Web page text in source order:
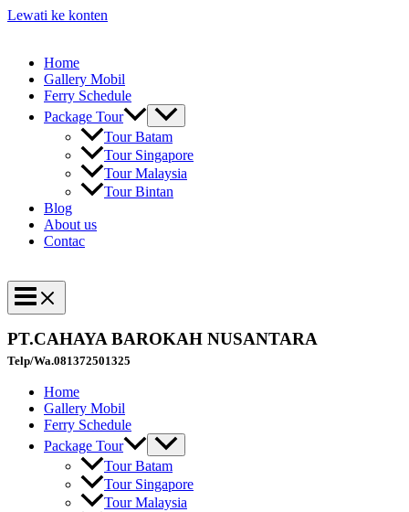
Lewati ke konten
Home
Gallery Mobil
Ferry Schedule
Package Tour
Tour Batam
Tour Singapore
Tour Malaysia
Tour Bintan
Blog
About us
Contac
PT.CAHAYA BAROKAH NUSANTARA
Telp/Wa.081372501325
Home
Gallery Mobil
Ferry Schedule
Package Tour
Tour Batam
Tour Singapore
Tour Malaysia